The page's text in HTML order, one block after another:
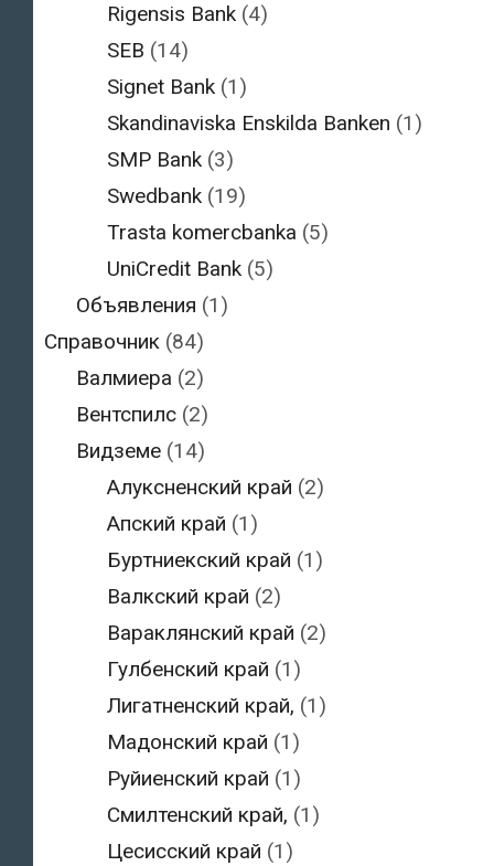
Rigensis Bank (4)
SEB (14)
Signet Bank (1)
Skandinaviska Enskilda Banken (1)
SMP Bank (3)
Swedbank (19)
Trasta komercbanka (5)
UniCredit Bank (5)
Объявления (1)
Справочник (84)
Валмиера (2)
Вентспилс(2)
Видземе(14)
Алуксненский край (2)
Апский край (1)
Буртниекский край (1)
Валкский край (2)
Вараклянский край (2)
Гулбенский край (1)
Лигатненский край, (1)
Мадонский край (1)
Руйиенский край (1)
Смилтенский край, (1)
Цесисский край (1)